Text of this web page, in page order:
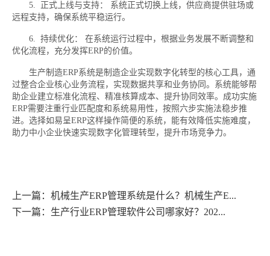
5. 正式上线与支持： 系统正式切换上线，供应商提供驻场或
远程支持，确保系统平稳运行。
6. 持续优化： 在系统运行过程中，根据业务发展不断调整和
优化流程，充分发挥ERP的价值。
生产制造ERP系统是制造企业实现数字化转型的核心工具，通
过整合企业核心业务流程，实现数据共享和业务协同。系统能够帮
助企业建立标准化流程、精准核算成本、提升协同效率。成功实施
ERP需要注重行业匹配度和系统易用性，按照六步实施法稳步推
进。选择如易呈ERP这样操作简便的系统，能有效降低实施难度，
助力中小企业快速实现数字化管理转型，提升市场竞争力。
上一篇：机械生产ERP管理系统是什么？机械生产E...
下一篇：生产行业ERP管理软件公司哪家好？202...